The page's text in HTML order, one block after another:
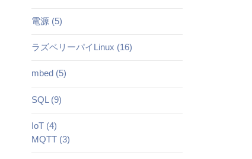
電源 (5)
ラズベリーパイLinux (16)
mbed (5)
SQL (9)
IoT (4)
MQTT (3)